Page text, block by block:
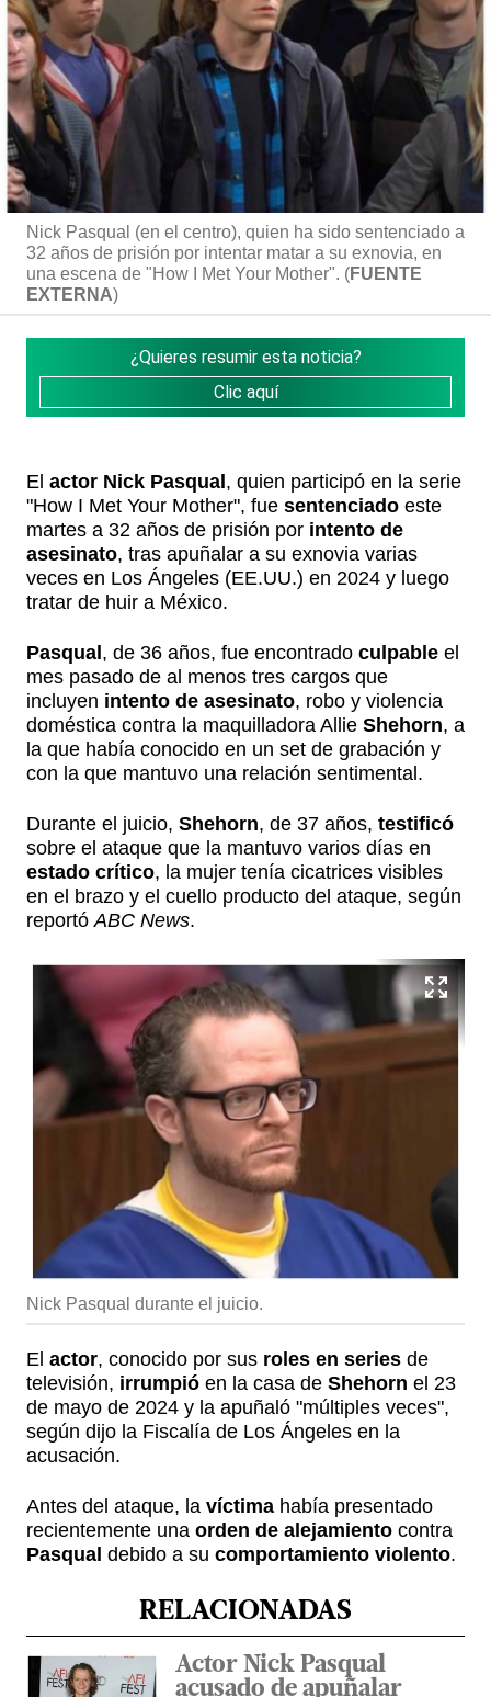
Nick Pasqual (en el centro), quien ha sido sentenciado a
32 años de prisión por intentar matar a su exnovia, en
una escena de "How I Met Your Mother". (FUENTE
EXTERNA)
¿Quieres resumir esta noticia?
Clic aquí
El actor Nick Pasqual, quien participó en la serie
"How I Met Your Mother", fue sentenciado este
martes a 32 años de prisión por intento de
asesinato, tras apuñalar a su exnovia varias
veces en Los Ángeles (EE.UU.) en 2024 y luego
tratar de huir a México.
Pasqual, de 36 años, fue encontrado culpable el
mes pasado de al menos tres cargos que
incluyen intento de asesinato, robo y violencia
doméstica contra la maquilladora Allie Shehorn, a
la que había conocido en un set de grabación y
con la que mantuvo una relación sentimental.
Durante el juicio, Shehorn, de 37 años, testificó
sobre el ataque que la mantuvo varios días en
estado crítico, la mujer tenía cicatrices visibles
en el brazo y el cuello producto del ataque, según
reportó ABC News.
Nick Pasqual durante el juicio.
El actor, conocido por sus roles en series de
televisión, irrumpió en la casa de Shehorn el 23
de mayo de 2024 y la apuñaló "múltiples veces",
según dijo la Fiscalía de Los Ángeles en la
acusación.
Antes del ataque, la víctima había presentado
recientemente una orden de alejamiento contra
Pasqual debido a su comportamiento violento.
RELACIONADAS
Actor Nick Pasqual
acusado de apuñalar